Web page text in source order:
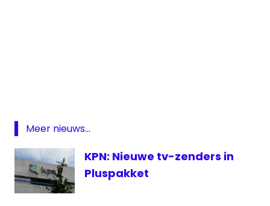
RTI
RTS
SRF
Meer nieuws...
KPN: Nieuwe tv-zenders in
Pluspakket